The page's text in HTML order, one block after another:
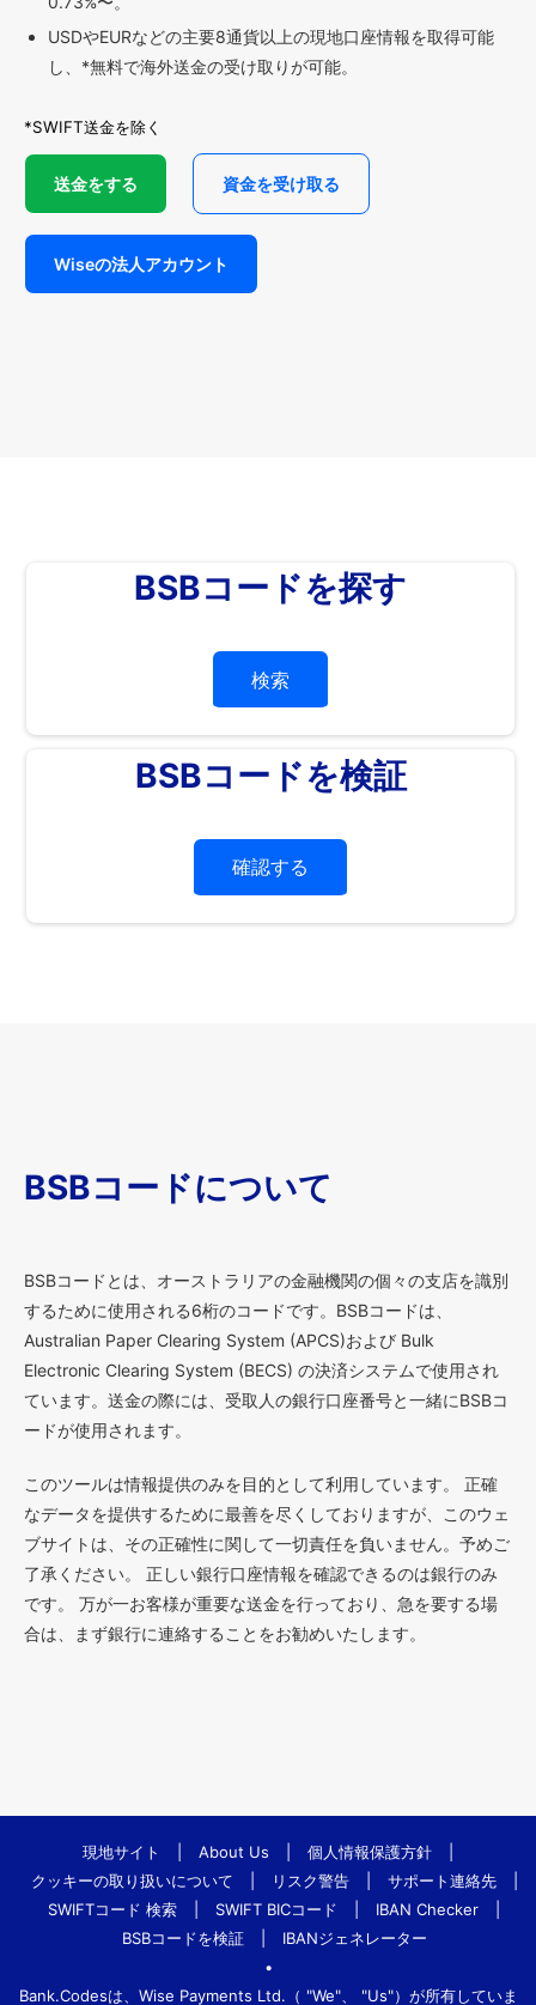
USDやEURなどの主要8通貨以上の現地口座情報を取得可能
し、*無料で海外送金の受け取りが可能。
*SWIFT送金を除く
送金をする 資金を受け取る
Wiseの法人アカウント
BSBコードを探す
検索
BSBコードを検証
確認する
BSBコードについて
BSBコードとは、オーストラリアの金融機関の個々の支店を識別
するために使用される6桁のコードです。BSBコードは、
Australian Paper Clearing System (APCS)および Bulk
Electronic Clearing System (BECS) の決済システムで使用され
ています。送金の際には、受取人の銀行口座番号と一緒にBSBコ
ードが使用されます。
このツールは情報提供のみを目的として利用しています。 正確
なデータを提供するために最善を尽くしておりますが、このウェ
ブサイトは、その正確性に関して一切責任を負いません。予めご
了承ください。 正しい銀行口座情報を確認できるのは銀行のみ
です。 万が一お客様が重要な送金を行っており、急を要する場
合は、まず銀行に連絡することをお勧めいたします。
現地サイト About Us 個人情報保護方針
クッキーの取り扱いについて
リスク警告 サポート連絡先
SWIFTコード 検索
SWIFT BICコード IBAN Checker
BSBコードを検証
IBANジェネレーター
•
Bank.Codesは、Wise Payments Ltd.（ "We"、 "Us"）が所有していま